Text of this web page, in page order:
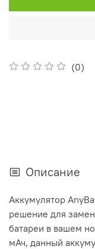
(0)
Описание
Аккумулятор
решение для
батареи в вашем
мАч, данный